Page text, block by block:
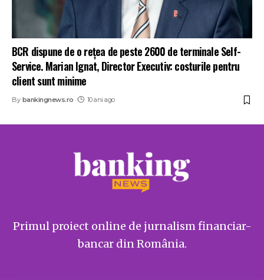
BCR dispune de o rețea de peste 2600 de terminale Self-
Service. Marian Ignat, Director Executiv: costurile pentru
client sunt minime
By bankingnews.ro 10 ani ago
Primul proiect online de jurnalism financiar-
bancar din România.